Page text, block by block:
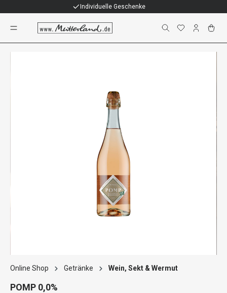
Individuelle Geschenke
Online Shop Getränke Wein, Sekt & Wermut
POMP 0,0%